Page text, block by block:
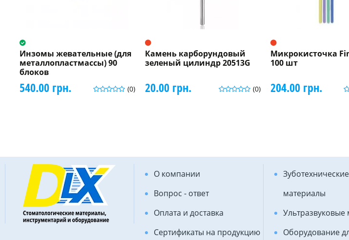
Инзомы жевательные (для
металлопластмассы) 90
блоков
(0)
540.00 грн.
Камень карборундовый
зеленый цилиндр 20513G
(0)
20.00 грн.
Микрокисточка
100 шт
204.00 грн.
О компании
Вопрос - ответ
Оплата и доставка
Сертификаты на продукцию
Зуботехнические
материалы
Ультразвуковые
Оборудование